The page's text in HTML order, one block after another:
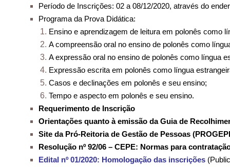
Período de Inscrições: 02 a 08/12/2020, através do
Programa da Prova Didática:
Ensino e aprendizagem de leitura em polonês como
A compreensão oral no ensino de polonês como
A expressão oral no ensino de polonês como língua
Expressão escrita em polonês como língua
Casos e declinações em polonês e seu ensino;
Tempo e aspecto em polonês e seu ensino.
Requerimento de Inscrição
Orientações quanto à emissão da Guia de
Site da Pró-Reitoria de Gestão de Pessoas
Resolução nº 92/06 – CEPE: Normas para
Edital nº 01/2020: Homologação das inscrições